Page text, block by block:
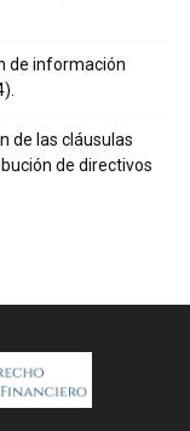
de información
de las cláusulas
de directivos